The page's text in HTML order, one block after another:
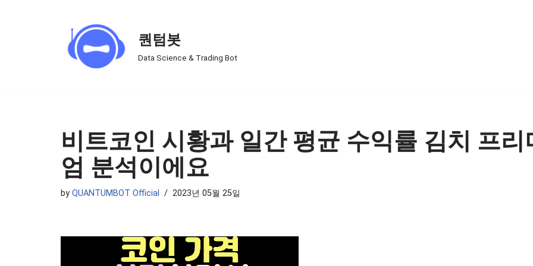
퀀텀봇
Data Science & Trading Bot
비트코인 시황과 일간 평균 수익률 김치 프리
엄 분석이에요
by QUANTUMBOT Official 2023년 05월 25일